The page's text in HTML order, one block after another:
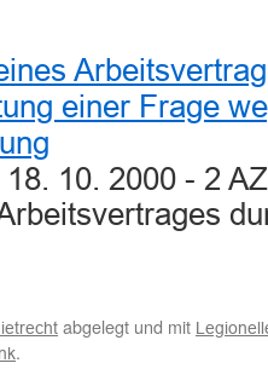
einer Frage
10. 2000 - 2
abgelegt und mit
.